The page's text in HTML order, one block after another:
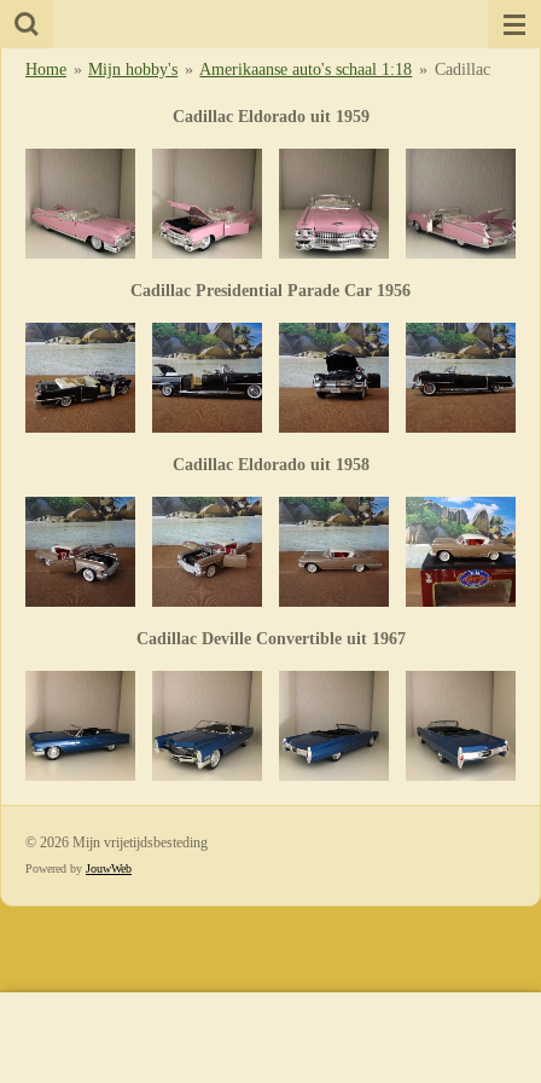
Ga
hoofdinhoud
Home » Mijn hobby's » Amerikaanse auto's schaal 1:18 » Cadillac
Cadillac Eldorado uit 1959
Cadillac Presidential Parade Car 1956
Cadillac Eldorado uit 1958
Cadillac Deville Convertible uit 1967
© 2026 Mijn vrijetijdsbesteding
Powered by JouwWeb